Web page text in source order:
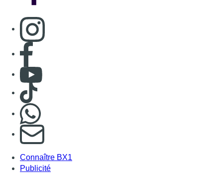
Consulter page Instagram
Consulter page Facebook
Consulter Youtube
Consulter TikTok
S'abonner à notre newsletter
Connaître BX1
Publicité